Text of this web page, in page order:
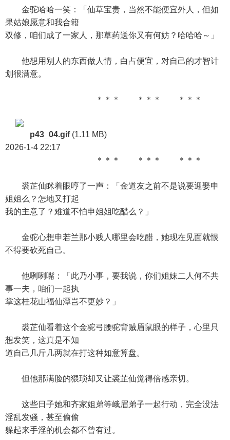
金驼哈哈一笑：「仙草宝贵，当然不能便宜外人，但如
果姑娘愿意和我合籍
双修，咱们成了一家人，那草药送你又有何妨？哈哈哈～」
他想用别人的东西做人情，白占便宜，对自己的才智计
划很满意。
＊＊＊ ＊＊＊ ＊＊＊
p43_04.gif(1.11 MB)
2026-1-4 22:17
＊＊＊ ＊＊＊ ＊＊＊
裘芷仙眯着眼哼了一声：「金道友之前不是说要迎娶申
姐姐么？怎地又打起
我的主意了？难道不怕申姐姐吃醋么？」
金驼心想申若兰那小贱人哪里会吃醋，她现在见面就恨
不得要砍死自己。
他咧咧嘴：「此乃小事，要我说，你们姐妹二人何不共
事一夫，咱们一起执
掌这桂花山福仙潭岂不更妙？」
裘芷仙看着这个金驼弓腰驼背贼眉鼠眼的样子，心里只
想发笑，这真是不知
道自己几斤几两就在打这种如意算盘。
但他那满脸的猥琐却又让裘芷仙觉得倍感亲切。
这些日子她和齐家姐弟等峨眉弟子一起行动，完全没法
淫乱发骚，甚至偷偷
躲起来手淫的机会都不曾有过。